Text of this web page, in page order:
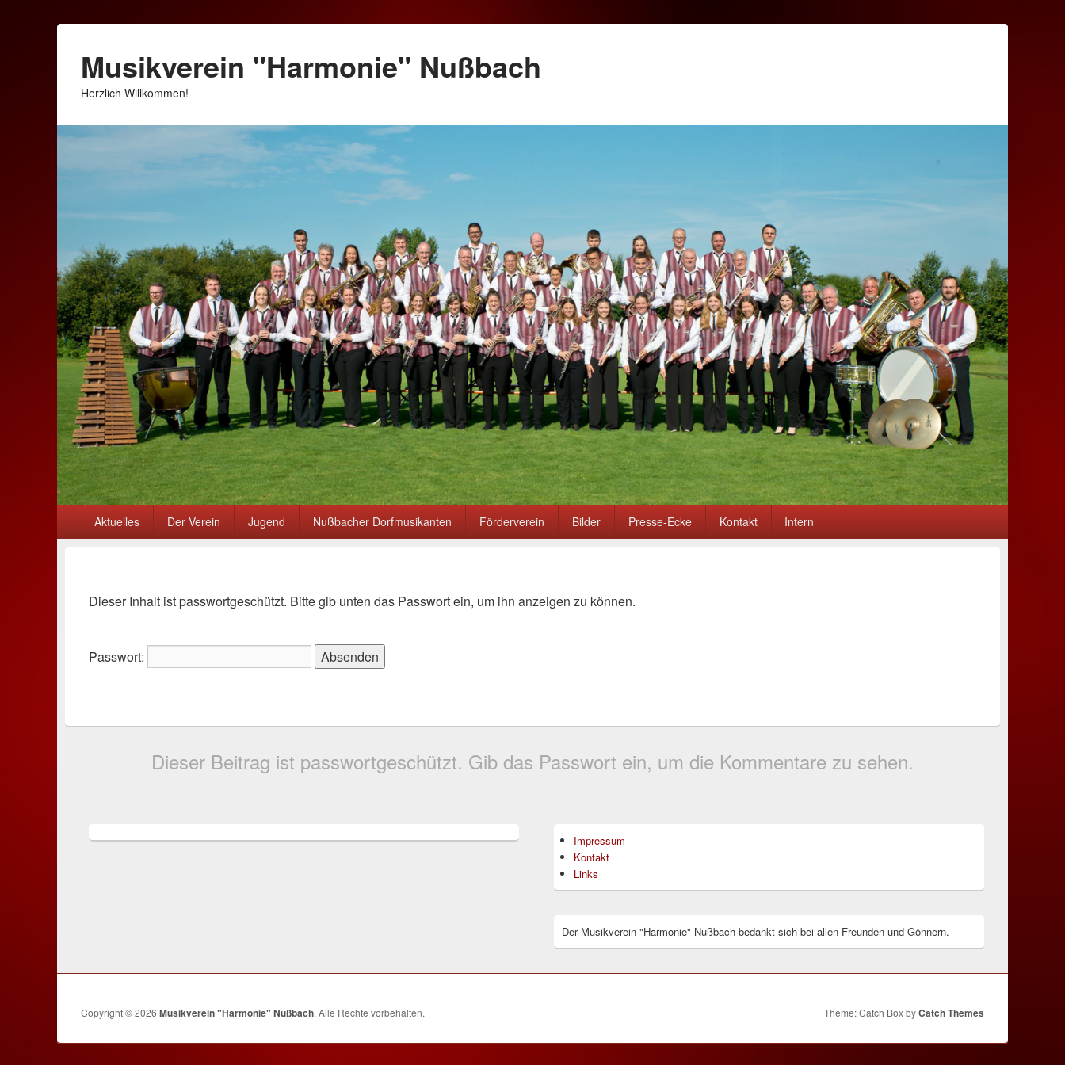
Musikverein "Harmonie" Nußbach
Herzlich Willkommen!
Aktuelles Der Verein Jugend Nußbacher Dorfmusikanten Förderverein Bilder Presse-Ecke Kontakt Intern
Dieser Inhalt ist passwortgeschützt. Bitte gib unten das Passwort ein, um ihn anzeigen zu können.
Passwort:
Dieser Beitrag ist passwortgeschützt. Gib das Passwort ein, um die Kommentare zu sehen.
Impressum
Kontakt
Links
Der Musikverein "Harmonie" Nußbach bedankt sich bei allen Freunden und Gönnern.
Copyright © 2026 Musikverein "Harmonie" Nußbach. Alle Rechte vorbehalten. Theme: Catch Box byCatch Themes